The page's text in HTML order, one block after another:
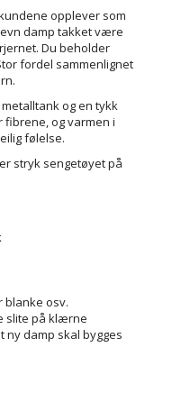
opplever som
damp takket være
Du beholder
fordel sammenlignet
og en tykk
og varmen i
følelse.
stryk sengetøyet på
blanke osv.
slite på klærne
ny damp skal bygges